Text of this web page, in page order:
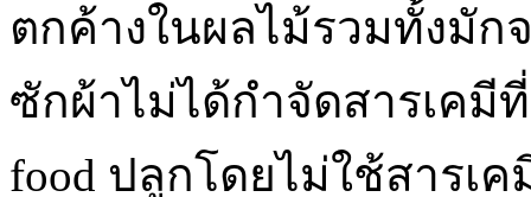
ตกค้างในผลไม้รวมทั้งมั
ซักผ้าไม่ได้กำจัดสารเคมี
food ปลูกโดยไม่ใช้สารเ